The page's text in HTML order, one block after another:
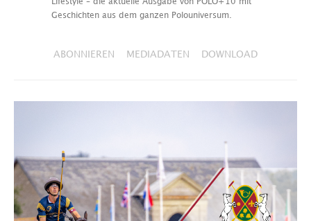
Geschichten aus dem ganzen Polouniversum.
ABONNIEREN MEDIADATEN DOWNLOAD